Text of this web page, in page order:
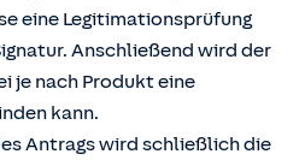
eine Legitimationsprüfung
Anschließend wird der
je nach Produkt eine
kann.
Antrags wird schließlich die